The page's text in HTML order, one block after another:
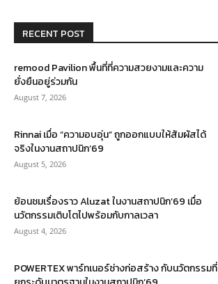
RECENT POST
remood Pavilion พื้นที่ที่ความสวยงามและความ
ยั่งยืนอยู่ร่วมกัน
August 7, 2026
Rinnai เมื่อ “ความอบอุ่น” ถูกออกแบบให้สัมผัสได้
จริงในงานสถาปนิก’69
August 5, 2026
ย้อนชมเรื่องราว Aluzat ในงานสถาปนิก’69 เมื่อ
นวัตกรรมเติบโตไปพร้อมกับกาลเวลา
August 4, 2026
POWERTEX พาร์ทเนอร์ช่างก่อสร้าง กับนวัตกรรมที่